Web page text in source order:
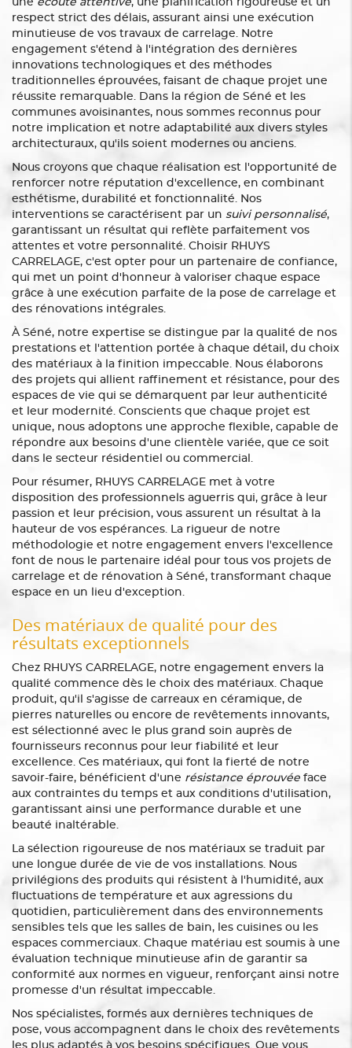
respect strict des délais, assurant ainsi une exécution
minutieuse de vos travaux de carrelage. Notre
engagement s'étend à l'intégration des dernières
innovations technologiques et des méthodes
traditionnelles éprouvées, faisant de chaque projet une
réussite remarquable. Dans la région de Séné et les
communes avoisinantes, nous sommes reconnus pour
notre implication et notre adaptabilité aux divers styles
architecturaux, qu'ils soient modernes ou anciens.
Nous croyons que chaque réalisation est l'opportunité de
renforcer notre réputation d'excellence, en combinant
esthétisme, durabilité et fonctionnalité. Nos
interventions se caractérisent par un suivi personnalisé,
garantissant un résultat qui reflète parfaitement vos
attentes et votre personnalité. Choisir RHUYS
CARRELAGE, c'est opter pour un partenaire de confiance,
qui met un point d'honneur à valoriser chaque espace
grâce à une exécution parfaite de la pose de carrelage et
des rénovations intégrales.
À Séné, notre expertise se distingue par la qualité de nos
prestations et l'attention portée à chaque détail, du choix
des matériaux à la finition impeccable. Nous élaborons
des projets qui allient raffinement et résistance, pour des
espaces de vie qui se démarquent par leur authenticité
et leur modernité. Conscients que chaque projet est
unique, nous adoptons une approche flexible, capable de
répondre aux besoins d'une clientèle variée, que ce soit
dans le secteur résidentiel ou commercial.
Pour résumer, RHUYS CARRELAGE met à votre
disposition des professionnels aguerris qui, grâce à leur
passion et leur précision, vous assurent un résultat à la
hauteur de vos espérances. La rigueur de notre
méthodologie et notre engagement envers l'excellence
font de nous le partenaire idéal pour tous vos projets de
carrelage et de rénovation à Séné, transformant chaque
espace en un lieu d'exception.
Des matériaux de qualité pour des
résultats exceptionnels
Chez RHUYS CARRELAGE, notre engagement envers la
qualité commence dès le choix des matériaux. Chaque
produit, qu'il s'agisse de carreaux en céramique, de
pierres naturelles ou encore de revêtements innovants,
est sélectionné avec le plus grand soin auprès de
fournisseurs reconnus pour leur fiabilité et leur
excellence. Ces matériaux, qui font la fierté de notre
savoir-faire, bénéficient d'une résistance éprouvée face
aux contraintes du temps et aux conditions d'utilisation,
garantissant ainsi une performance durable et une
beauté inaltérable.
La sélection rigoureuse de nos matériaux se traduit par
une longue durée de vie de vos installations. Nous
privilégions des produits qui résistent à l'humidité, aux
fluctuations de température et aux agressions du
quotidien, particulièrement dans des environnements
sensibles tels que les salles de bain, les cuisines ou les
espaces commerciaux. Chaque matériau est soumis à une
évaluation technique minutieuse afin de garantir sa
conformité aux normes en vigueur, renforçant ainsi notre
promesse d'un résultat impeccable.
Nos spécialistes, formés aux dernières techniques de
pose, vous accompagnent dans le choix des revêtements
les plus adaptés à vos besoins spécifiques. Que vous